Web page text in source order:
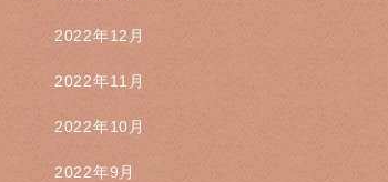
2022年12月
2022年11月
2022年10月
2022年9月